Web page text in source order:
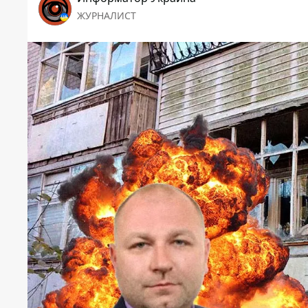
ЖУРНАЛИСТ